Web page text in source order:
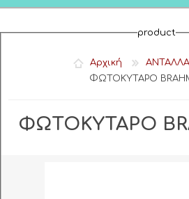
Αγαπημένα
(0)
product
Αρχική
ΦΩΤΟΚΥΤΑΡΟ
ΦΩΤΟΚΥΤΑΡΟ